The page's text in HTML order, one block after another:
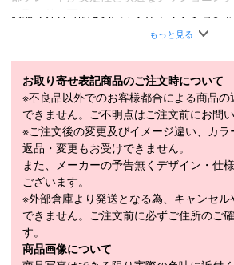
の取り外し可能なスパイクがトラクション
グやコースのウォーキングに備えます。
わせました。さらに、かかとに Air ユニッ
ショニングを損なうことなく安定性と剛性
優れたグリップ力
オリジナルの AJ1 からインスピレーション
可能なスパイクとセカンダリ トラクション
るグリップ力を提供します。
滑らかなアッパー
アッパーには本革と合成皮革を組み合わせ
ています。
より快適に
もっと見る
お取り寄せ表記商品のご注文時について
※不良品以外でのお客様都合による商品
できません。ご不明点はご注文前にお問
※ご注文後の変更及びイメージ違い、カ
返品・変更もお受けできません。
また、メーカーの予告無くデザイン・仕
ございます。
※外部倉庫より発送となる為、キャンセ
できません。ご注文前に必ずご住所のご
す。
商品画像について